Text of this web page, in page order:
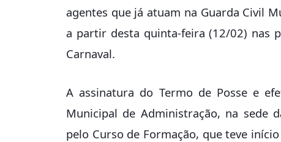
agentes que já atuam na Guarda Civil
a partir desta quinta-feira (12/02) nas
Carnaval.
A assinatura do Termo de Posse e
Municipal de Administração, na sede
pelo Curso de Formação, que teve